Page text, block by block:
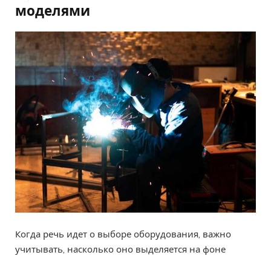
моделями
Когда речь идет о выборе оборудования, важно
учитывать, насколько оно выделяется на фоне